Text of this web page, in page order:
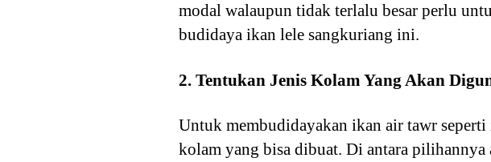
modal walaupun tidak terlalu besar perlu
budidaya ikan lele sangkuriang ini.
2. Tentukan Jenis Kolam Yang Akan
Untuk membudidayakan ikan air tawr
kolam yang bisa dibuat. Di antara